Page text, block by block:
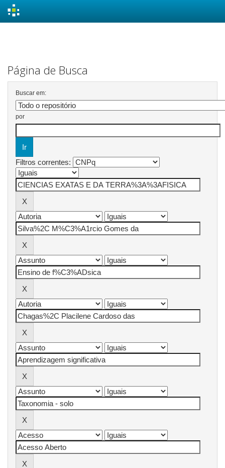
Página de Busca
Buscar em:
por
Filtros correntes: